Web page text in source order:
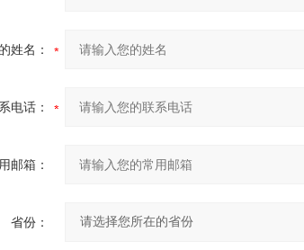
姓名：
电话：
邮箱：
省份：